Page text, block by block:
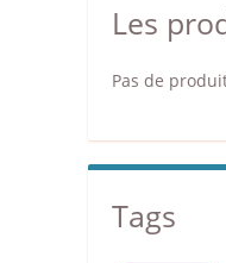
Les
Pas de
Tags